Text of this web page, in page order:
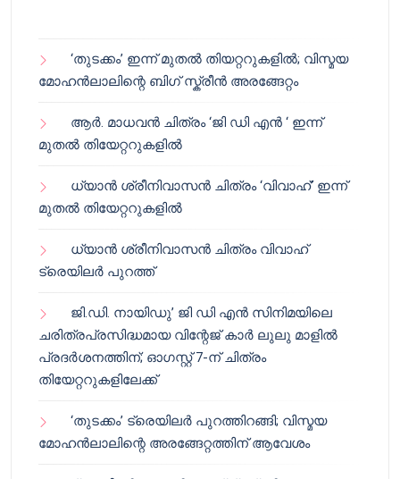
‘തുടക്കം’ ഇന്ന് മുതൽ തിയറ്ററുകളിൽ; വിസ്മയ
മോഹൻലാലിന്റെ ബിഗ് സ്ക്രീൻ അരങ്ങേറ്റം
ആർ. മാധവൻ ചിത്രം ‘ജി ഡി എൻ ‘ ഇന്ന്
മുതൽ തിയേറ്ററുകളിൽ
ധ്യാൻ ശ്രീനിവാസൻ ചിത്രം ‘വിവാഹ്’ ഇന്ന്
മുതൽ തിയേറ്ററുകളിൽ
ധ്യാൻ ശ്രീനിവാസൻ ചിത്രം വിവാഹ്
ട്രെയിലർ പുറത്ത്
ജി.ഡി. നായിഡു’ ജി ഡി എൻ സിനിമയിലെ
ചരിത്രപ്രസിദ്ധമായ വിന്റേജ് കാർ ലുലു മാളിൽ
പ്രദർശനത്തിന്; ഓഗസ്റ്റ് 7-ന് ചിത്രം
തിയേറ്ററുകളിലേക്ക്
‘തുടക്കം’ ട്രെയിലർ പുറത്തിറങ്ങി; വിസ്മയ
മോഹൻലാലിന്റെ അരങ്ങേറ്റത്തിന് ആവേശം